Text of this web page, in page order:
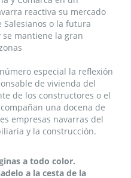
reactiva su mercado
Salesianos o la futura
se mantiene la gran
especial la reflexión
de vivienda del
de los constructores o el
una docena de
empresas navarras del
y la construcción.
a todo color.
a la cesta de la